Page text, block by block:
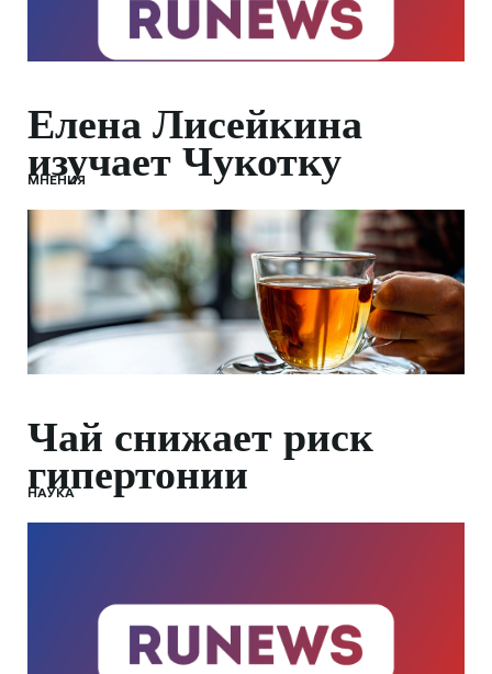
Елена Лисейкина
изучает Чукотку
МНЕНИЯ
Чай снижает риск
гипертонии
НАУКА